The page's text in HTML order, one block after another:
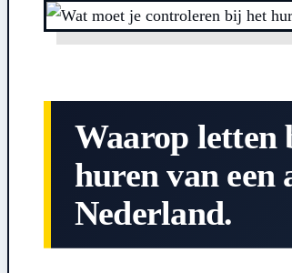
Waarop letten
huren van een
Nederland.